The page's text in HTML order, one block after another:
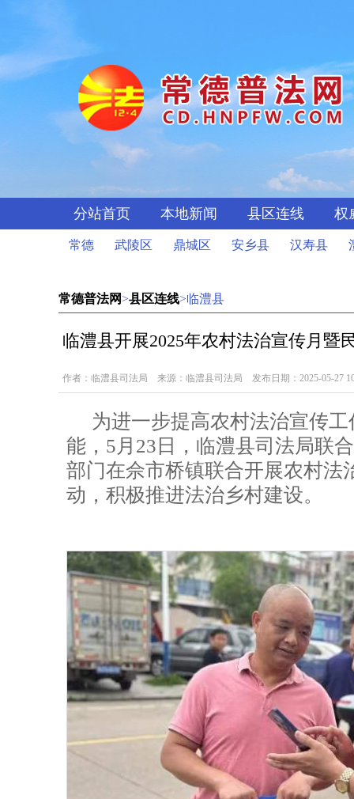
分站首页 本地新闻 县区连线 权
常德 武陵区 鼎城区 安乡县 汉寿县
常德普法网>县区连线>临澧县
临澧县开展2025年农村法治宣传月暨
作者：临澧县司法局 来源：临澧县司法局 发布日期：2025-05-27
为进一步提高农村法治宣传
能，5月23日，临澧县司法局联
部门在佘市桥镇联合开展农村法
动，积极推进法治乡村建设。